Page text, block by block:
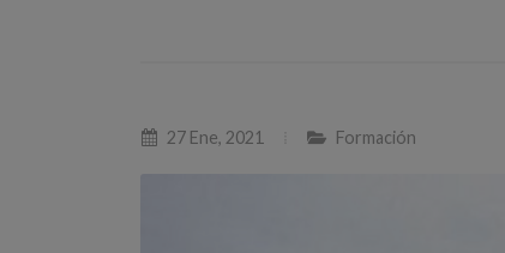
27 Ene, 2021 Formación